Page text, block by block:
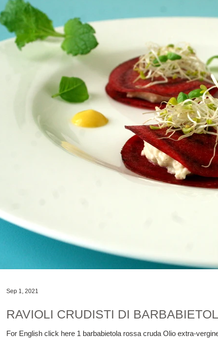
RAVIOLI CRUDISTI DI
For English click here 1 barbabietola rossa cruda Olio extra-
Sep 1, 2021